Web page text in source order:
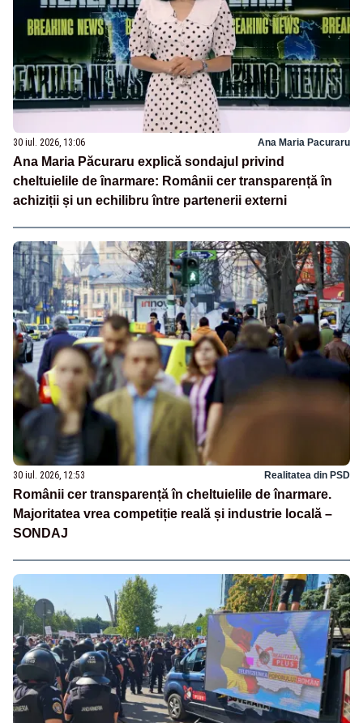
30 iul. 2026, 13:06 Ana Maria Pacuraru
Ana Maria Păcuraru explică sondajul privind
cheltuielile de înarmare: Românii cer transparență în
achiziții și un echilibru între partenerii externi
30 iul. 2026, 12:53 Realitatea din PSD
Românii cer transparență în cheltuielile de înarmare.
Majoritatea vrea competiție reală și industrie locală –
SONDAJ